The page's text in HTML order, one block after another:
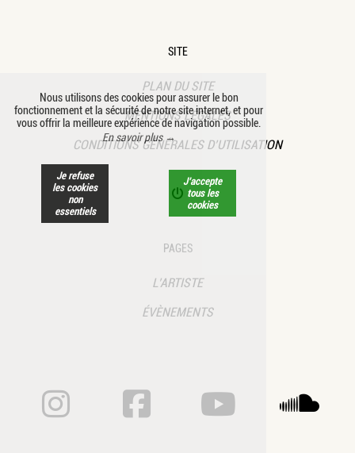
Nous utilisons des cookies pour assurer le bon
fonctionnement et la sécurité de notre site internet, et pour
vous offrir la meilleure expérience de navigation possible.
En savoir plus →
Je refuse
les cookies
non
essentiels
J’accepte
tous les
cookies
SITE
PLAN DU SITE
MENTIONS LÉGALES
CONDITIONS GÉNÉRALES D’UTILISATION
PAGES
L’ARTISTE
ÉVÈNEMENTS
ANNE CÉLINE PIC
ANNE ANNE